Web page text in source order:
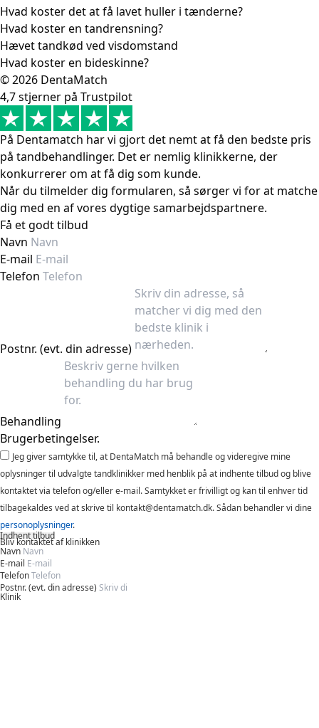
Hvad koster det at få lavet huller i tænderne?
Hvad koster en tandrensning?
Hævet tandkød ved visdomstand
Hvad koster en bideskinne?
© 2026 DentaMatch
4,7 stjerner på Trustpilot
På Dentamatch har vi gjort det nemt at få den bedste pris
på tandbehandlinger. Det er nemlig klinikkerne, der
konkurrerer om at få dig som kunde.
Når du tilmelder dig formularen, så sørger vi for at matche
dig med en af vores dygtige samarbejdspartnere.
Få et godt tilbud
Navn
E-mail
Telefon
Postnr. (evt. din adresse)
Behandling
Brugerbetingelser.
Jeg giver samtykke til, at DentaMatch må behandle og videregive mine
oplysninger til udvalgte tandklinikker med henblik på at indhente tilbud og blive
kontaktet via telefon og/eller e-mail. Samtykket er frivilligt og kan til enhver tid
tilbagekaldes ved at skrive til kontakt@dentamatch.dk. Sådan behandler vi dine
personoplysninger.
Indhent tilbud
Bliv kontaktet af klinikken
Navn
E-mail
Telefon
Postnr. (evt. din adresse)
Klinik